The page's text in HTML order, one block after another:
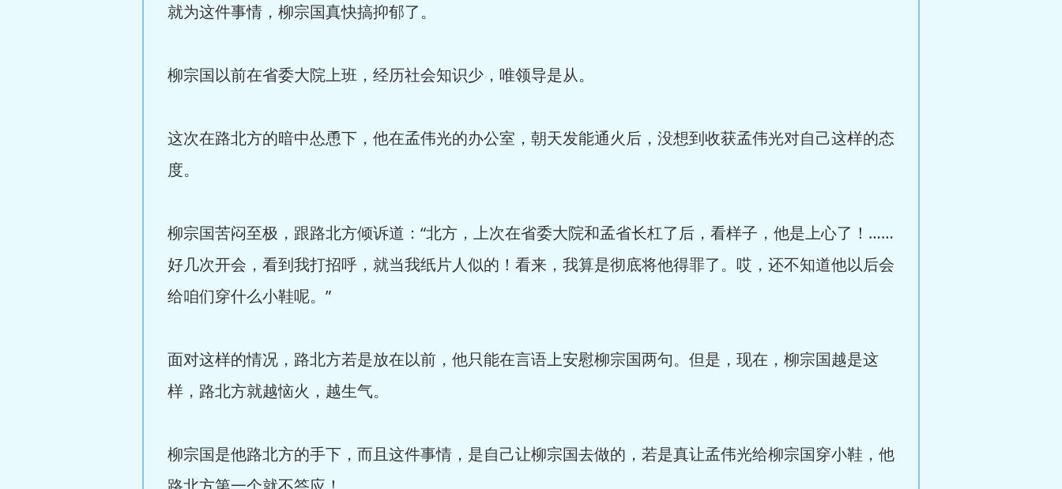
就为这件事情，柳宗国真快搞抑郁了。
柳宗国以前在省委大院上班，经历社会知识少，唯领导是从。
这次在路北方的暗中怂恿下，他在孟伟光的办公室，朝天发能通火后，没想到收获孟伟光对自己这样的态
度。
柳宗国苦闷至极，跟路北方倾诉道：“北方，上次在省委大院和孟省长杠了后，看样子，他是上心了！……
好几次开会，看到我打招呼，就当我纸片人似的！看来，我算是彻底将他得罪了。哎，还不知道他以后会
给咱们穿什么小鞋呢。”
面对这样的情况，路北方若是放在以前，他只能在言语上安慰柳宗国两句。但是，现在，柳宗国越是这
样，路北方就越恼火，越生气。
柳宗国是他路北方的手下，而且这件事情，是自己让柳宗国去做的，若是真让孟伟光给柳宗国穿小鞋，他